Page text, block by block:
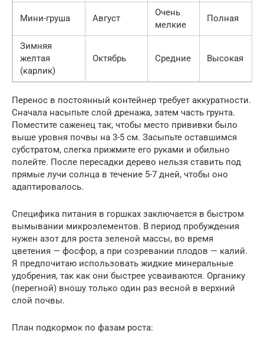
Мини-груша Август
Очень
мелкие
Полная
Зимняя
желтая
(карлик)
Октябрь Средние Высокая
Перенос в постоянный контейнер требует аккуратности.
Сначала насыпьте слой дренажа, затем часть грунта.
Поместите саженец так, чтобы место прививки было
выше уровня почвы на 3-5 см. Засыпьте оставшимся
субстратом, слегка прижмите его руками и обильно
полейте. После пересадки дерево нельзя ставить под
прямые лучи солнца в течение 5-7 дней, чтобы оно
адаптировалось.
Специфика питания в горшках заключается в быстром
вымывании микроэлементов. В период пробуждения
нужен азот для роста зеленой массы, во время
цветения — фосфор, а при созревании плодов — калий.
Я предпочитаю использовать жидкие минеральные
удобрения, так как они быстрее усваиваются. Органику
(перегной) вношу только один раз весной в верхний
слой почвы.
План подкормок по фазам роста: